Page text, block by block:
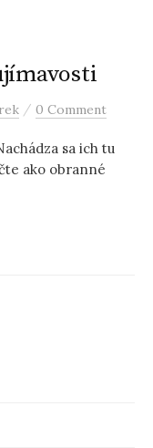
/ 0 Comment
sa ich tu
ako obranné